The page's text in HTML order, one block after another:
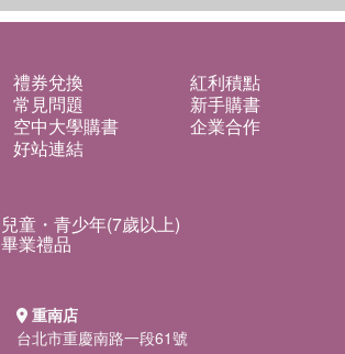
禮券兌換
紅利積點
常見問題
新手購書
空中大學購書
企業合作
好站連結
兒童・青少年(7歲以上)
畢業禮品
重南店
台北市重慶南路一段61號